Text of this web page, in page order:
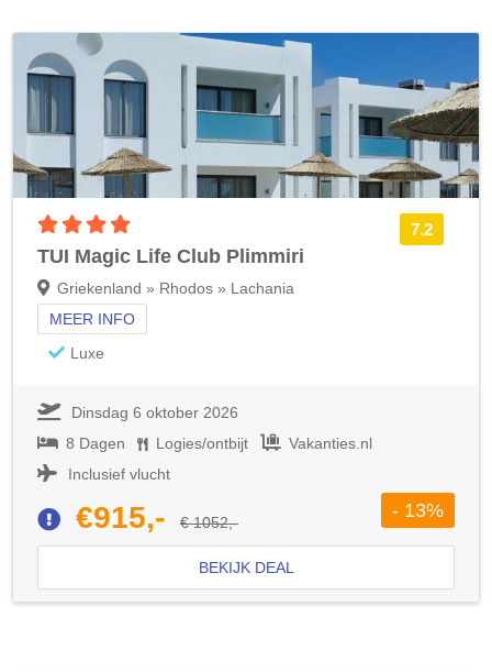
7.2
TUI Magic Life Club Plimmiri
Griekenland » Rhodos » Lachania
MEER INFO
Luxe
Dinsdag 6 oktober 2026
8 Dagen
Logies/ontbijt
Vakanties.nl
Inclusief vlucht
€915,- € 1052,-
- 13%
BEKIJK DEAL